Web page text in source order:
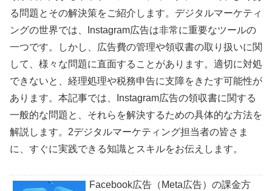
る問題とその解決策をご紹介します。デジタルマーケティ
ングの世界では、Instagram広告は非常に重要なツールの
一つです。しかし、広告費の管理や領収書の取り扱いに関
して、様々な問題に直面することがあります。適切に対処
できないと、経理処理や税務申告に支障をきたす可能性が
あります。本記事では、Instagram広告の領収書に関する
一般的な問題と、それらを解決するための具体的な方法を
解説します。2デジタルマーケティング担当者の皆さま
に、すぐに実践できる知識とスキルをお伝えします。
Facebook広告（Meta広告）の課金方